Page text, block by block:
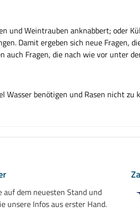
und Weintrauben anknabbert; oder
Damit ergeben sich neue Fragen,
Fragen, die nach wie vor unter
benötigen und Rasen nicht zu
auf dem neuesten Stand und
unsere Infos aus erster Hand.